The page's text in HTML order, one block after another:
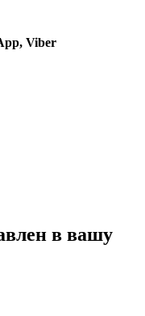
Viber
в вашу